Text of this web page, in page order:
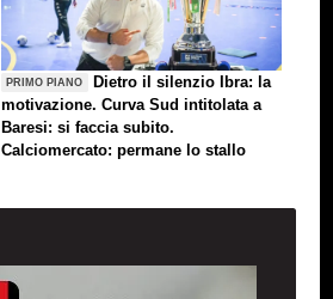
PRIMO PIANO
Dietro il silenzio Ibra: la
motivazione. Curva Sud intitolata a
Baresi: si faccia subito.
Calciomercato: permane lo stallo